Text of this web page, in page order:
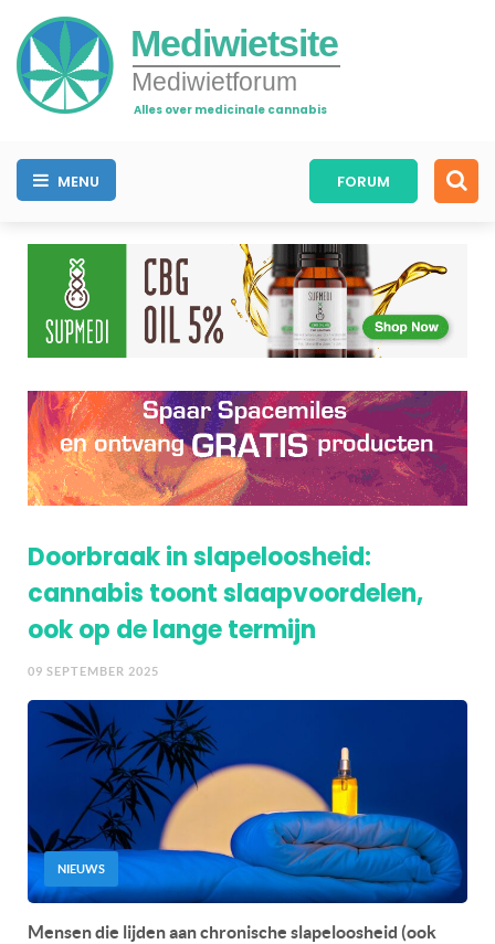
Mediwietsite
Mediwietforum
Alles over medicinale cannabis
MENU FORUM
Doorbraak in slapeloosheid:
cannabis toont slaapvoordelen,
ook op de lange termijn
09 SEPTEMBER 2025
NIEUWS
Mensen die lijden aan chronische slapeloosheid (ook